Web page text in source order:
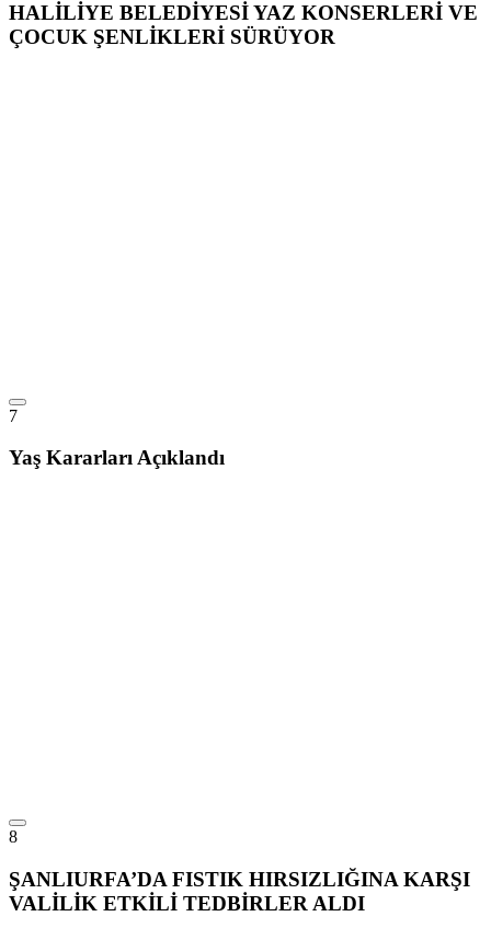
HALİLİYE BELEDİYESİ YAZ KONSERLERİ VE
ÇOCUK ŞENLİKLERİ SÜRÜYOR
7
Yaş Kararları Açıklandı
8
ŞANLIURFA’DA FISTIK HIRSIZLIĞINA KARŞI
VALİLİK ETKİLİ TEDBİRLER ALDI